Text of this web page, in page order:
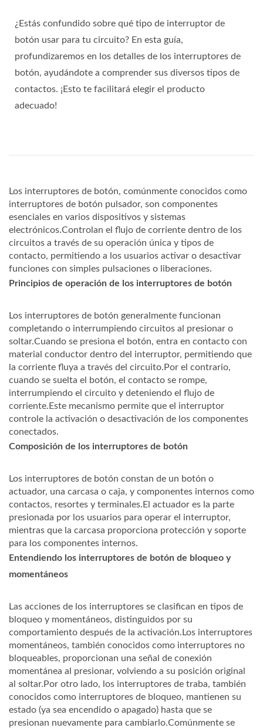
¿Estás confundido sobre qué tipo de interruptor de
botón usar para tu circuito? En esta guía,
profundizaremos en los detalles de los interruptores de
botón, ayudándote a comprender sus diversos tipos de
contactos. ¡Esto te facilitará elegir el producto
adecuado!
Los interruptores de botón, comúnmente conocidos como
interruptores de botón pulsador, son componentes
esenciales en varios dispositivos y sistemas
electrónicos.Controlan el flujo de corriente dentro de los
circuitos a través de su operación única y tipos de
contacto, permitiendo a los usuarios activar o desactivar
funciones con simples pulsaciones o liberaciones.
Principios de operación de los interruptores de botón
Los interruptores de botón generalmente funcionan
completando o interrumpiendo circuitos al presionar o
soltar.Cuando se presiona el botón, entra en contacto con
material conductor dentro del interruptor, permitiendo que
la corriente fluya a través del circuito.Por el contrario,
cuando se suelta el botón, el contacto se rompe,
interrumpiendo el circuito y deteniendo el flujo de
corriente.Este mecanismo permite que el interruptor
controle la activación o desactivación de los componentes
conectados.
Composición de los interruptores de botón
Los interruptores de botón constan de un botón o
actuador, una carcasa o caja, y componentes internos como
contactos, resortes y terminales.El actuador es la parte
presionada por los usuarios para operar el interruptor,
mientras que la carcasa proporciona protección y soporte
para los componentes internos.
Entendiendo los interruptores de botón de bloqueo y
momentáneos
Las acciones de los interruptores se clasifican en tipos de
bloqueo y momentáneos, distinguidos por su
comportamiento después de la activación.Los interruptores
momentáneos, también conocidos como interruptores no
bloqueables, proporcionan una señal de conexión
momentánea al presionar, volviendo a su posición original
al soltar.Por otro lado, los interruptores de traba, también
conocidos como interruptores de bloqueo, mantienen su
estado (ya sea encendido o apagado) hasta que se
presionan nuevamente para cambiarlo.Comúnmente se